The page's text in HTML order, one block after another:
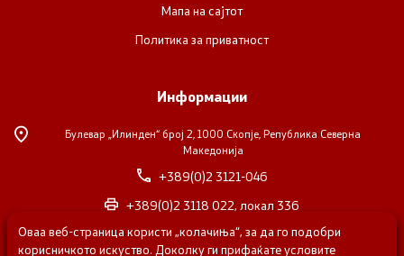
Мапа на сајтот
Политика за приватност
Информации
Булевар „Илинден“ број 2, 1000 Скопје, Република Северна
Македонија
+389(0)2 3121-046
+389(0)2 3118 022, локал 336
nvosorabotka@gs.gov.mk
Оваа веб-страница користи „колачиња“, за да го подобри
корисничкото искуство. Доколку ги прифаќате условите